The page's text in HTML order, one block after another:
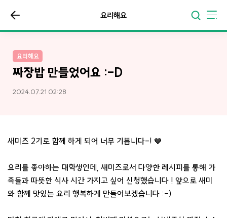
요리해요
요리해요
짜장밥 만들었어요 :-D
2024.07.21 02:28
새미즈 2기로 함께 하게 되어 너무 기쁩니다-! 💙
요리를 좋아하는 대학생인데, 새미즈로서 다양한 레시피를 통해 가
족들과 따뜻한 식사 시간 가지고 싶어 신청했습니다 ! 앞으로 새미
와 함께 맛있는 요리 행복하게 만들어보겠습니다 :-)